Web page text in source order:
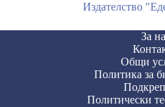
Издателство
За
Общи
Политика за
Политически